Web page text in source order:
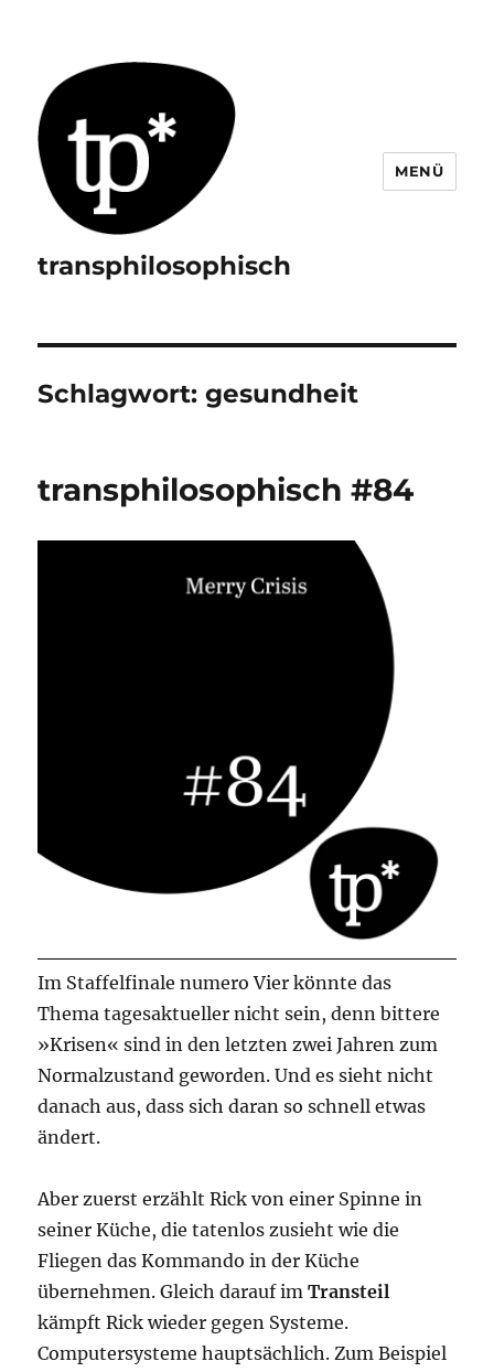
transphilosophisch
MENÜ
Schlagwort:gesundheit
transphilosophisch #84
Im Staffelfinale numero Vier könnte das
Thema tagesaktueller nicht sein, denn bittere
»Krisen« sind in den letzten zwei Jahren zum
Normalzustand geworden. Und es sieht nicht
danach aus, dass sich daran so schnell etwas
ändert.
Aber zuerst erzählt Rick von einer Spinne in
seiner Küche, die tatenlos zusieht wie die
Fliegen das Kommando in der Küche
übernehmen. Gleich darauf imTransteil
kämpft Rick wieder gegen Systeme.
Computersysteme hauptsächlich. Zum Beispiel